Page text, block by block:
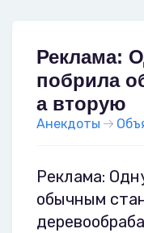
Реклама:
побрила
а вторую
Анекдоты
Реклама:
обычным